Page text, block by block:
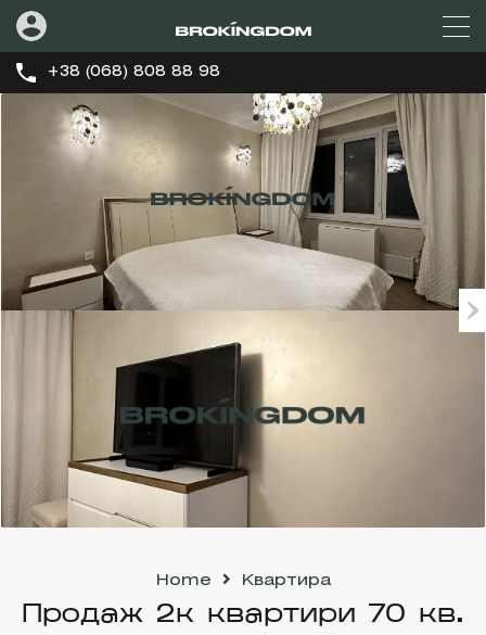
+38 (068) 808 88 98
Home Квартира
Продаж 2к квартири 70 кв.